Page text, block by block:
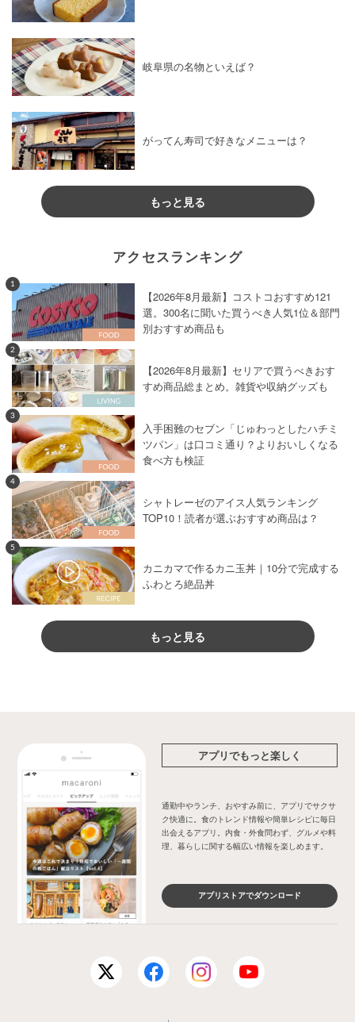
岐阜県の名物といえば？
がってん寿司で好きなメニューは？
もっと見る
アクセスランキング
1
【2026年8月最新】コストコおすすめ121
選。300名に聞いた買うべき人気1位＆部門
別おすすめ商品も
2
【2026年8月最新】セリアで買うべきおす
すめ商品総まとめ。雑貨や収納グッズも
3
入手困難のセブン「じゅわっとしたハチミ
ツパン」は口コミ通り？よりおいしくなる
食べ方も検証
4
シャトレーゼのアイス人気ランキング
TOP10！読者が選ぶおすすめ商品は？
5
カニカマで作るカニ玉丼｜10分で完成する
ふわとろ絶品丼
もっと見る
アプリでもっと楽しく
通勤中やランチ、おやすみ前に、アプリでサクサ
ク快適に。食のトレンド情報や簡単レシピに毎日
出会えるアプリ。内食・外食問わず、グルメや料
理、暮らしに関する幅広い情報を楽しめます。
アプリストアでダウンロード